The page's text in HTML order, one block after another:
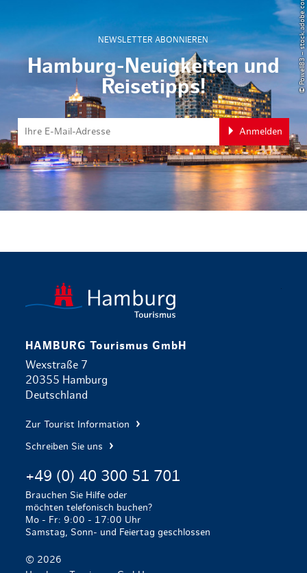
NEWSLETTER ABONNIEREN
Hamburg-Neuigkeiten und
Reisetipps!
Anmelden
© Powell83 – stock.adobe.com
HAMBURG Tourismus GmbH
Wexstraße 7
20355 Hamburg
Deutschland
Zur Tourist Information
Schreiben Sie uns
+49 (0) 40 300 51 701
Brauchen Sie Hilfe oder
möchten telefonisch buchen?
Mo - Fr: 9:00 - 17:00 Uhr
Samstag, Sonn- und Feiertag geschlossen
© 2026